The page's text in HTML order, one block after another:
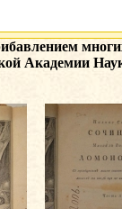
Академии